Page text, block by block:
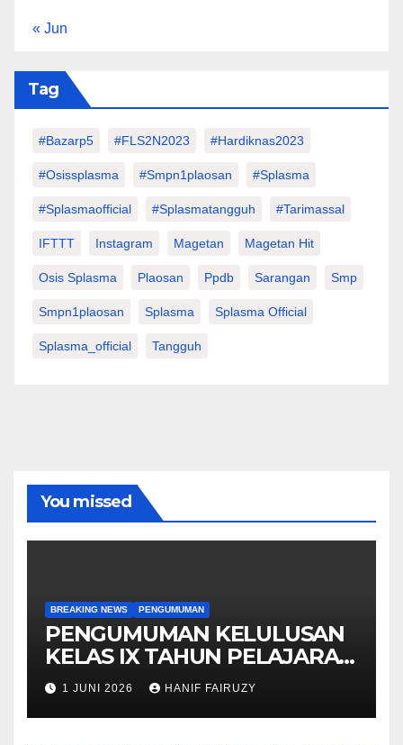
« Jun
Tag
#Bazarp5 #FLS2N2023 #hardiknas2023
#osissplasma #smpn1plaosan #splasma
#splasmaofficial #splasmatangguh #tarimassal
IFTTT Instagram Magetan Magetan Hit
Osis Splasma Plaosan Ppdb Sarangan Smp
Smpn1plaosan Splasma Splasma Official
Splasma_official Tangguh
You missed
BREAKING NEWS PENGUMUMAN
PENGUMUMAN KELULUSAN
KELAS IX TAHUN PELAJARAN
2025/2026
1 JUNI 2026 HANIF FAIRUZY